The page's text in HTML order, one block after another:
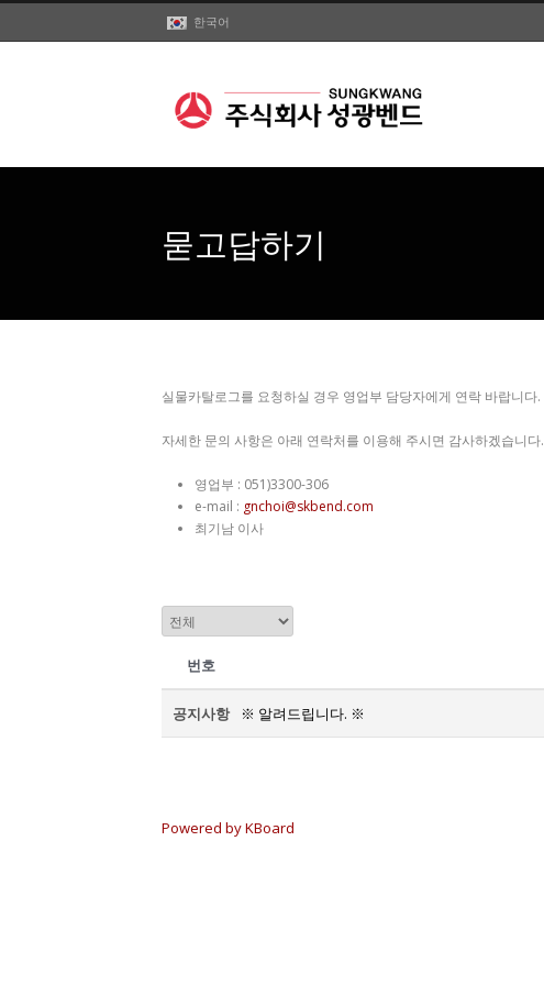
한국어
묻고답하기
실물카탈로그를 요청하실 경우 영업부 담당자에게 연락 바랍니다.
자세한 문의 사항은 아래 연락처를 이용해 주시면 감사하겠습니다.
영업부 : 051)3300-306
e-mail : gnchoi@skbend.com
최기남 이사
번호
공지사항 ※ 알려드립니다. ※
Powered by KBoard